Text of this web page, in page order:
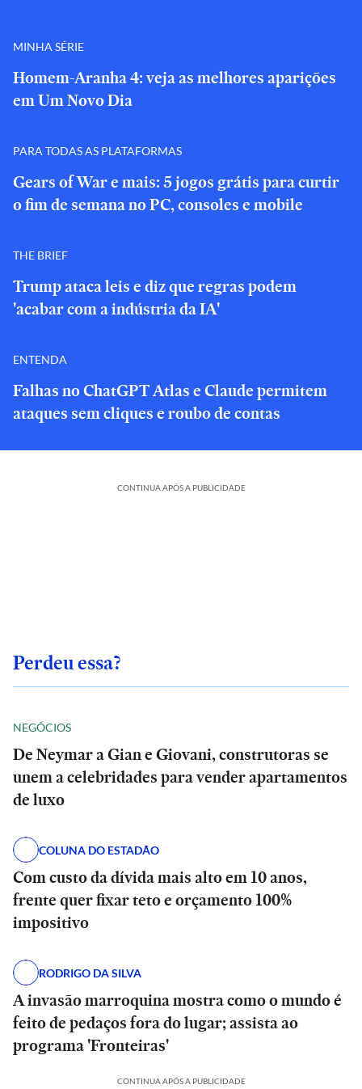
MINHA SÉRIE
Homem-Aranha 4: veja as melhores aparições
em Um Novo Dia
PARA TODAS AS PLATAFORMAS
Gears of War e mais: 5 jogos grátis para curtir
o fim de semana no PC, consoles e mobile
THE BRIEF
Trump ataca leis e diz que regras podem
'acabar com a indústria da IA'
ENTENDA
Falhas no ChatGPT Atlas e Claude permitem
ataques sem cliques e roubo de contas
CONTINUA APÓS A PUBLICIDADE
Perdeu essa?
NEGÓCIOS
De Neymar a Gian e Giovani, construtoras se
unem a celebridades para vender apartamentos
de luxo
COLUNA DO ESTADÃO
Com custo da dívida mais alto em 10 anos,
frente quer fixar teto e orçamento 100%
impositivo
RODRIGO DA SILVA
A invasão marroquina mostra como o mundo é
feito de pedaços fora do lugar; assista ao
programa 'Fronteiras'
CONTINUA APÓS A PUBLICIDADE